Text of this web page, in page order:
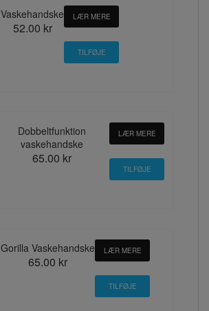
Vaskehandske
52.00 kr
LÆR MERE
Dobbeltfunktion
vaskehandske
65.00 kr
LÆR MERE
Gorilla Vaskehandske
65.00 kr
LÆR MERE